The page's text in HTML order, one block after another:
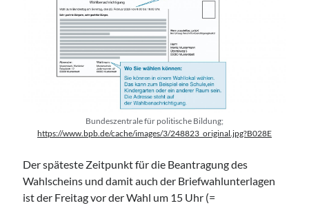
Bundeszentrale für politische Bildung;
https://www.bpb.de/cache/images/3/248823_original.jpg?B028E
Der späteste Zeitpunkt für die Beantragung des
Wahlscheins und damit auch der Briefwahlunterlagen
ist der Freitag vor der Wahl um 15 Uhr (=